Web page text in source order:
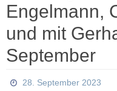
Engelmann,
und mit
September
28. September 2023